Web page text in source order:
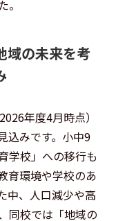
の未来を考
年度4月時点）
込みです。小中9
学校」への移行も
育環境や学校のあ
中、人口減少や高
同校では「地域の